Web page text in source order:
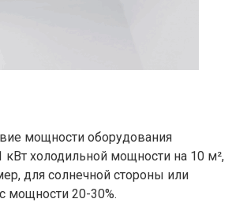
мощности оборудования
холодильной мощности на 10 м²,
для солнечной стороны или
мощности 20-30%.